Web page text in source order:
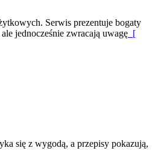
Serwis prezentuje bogaty
jednocześnie zwracają uwagę [
się z wygodą, a przepisy pokazują,